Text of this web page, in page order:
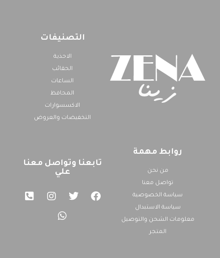
التصنيفات
الاحذية
الحقائب
الساعات
المحافظ
الاكسسوارات
التخفيضات والعروض
روابط مهمة
من نحن
تواصل معنا
سياسة الخصوصية
سياسة الاستبدال
معلومات الشحن والتوصيل
المتجر
تابعنا وتواصل معنا
علي